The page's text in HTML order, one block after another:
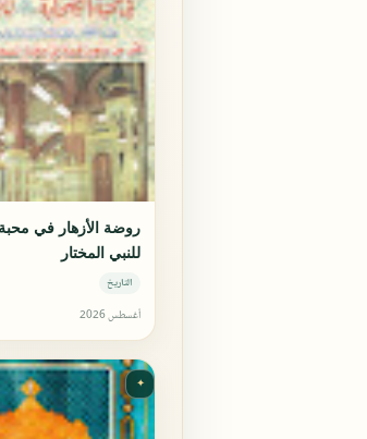
روضة الأزهار في
للنبي المختار
التاريخ
أغسطس 2026
✦